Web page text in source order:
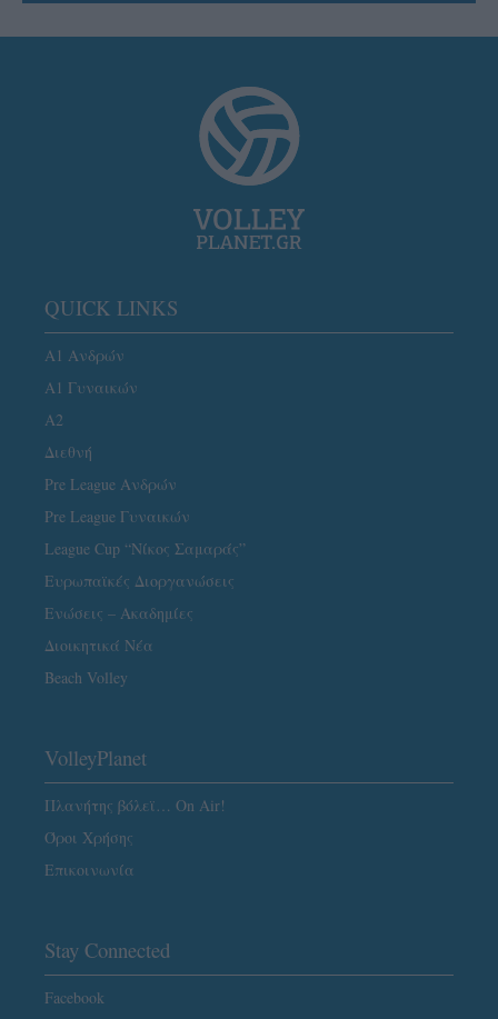
QUICK LINKS
Α1 Ανδρών
Α1 Γυναικών
A2
Διεθνή
Pre League Ανδρών
Pre League Γυναικών
League Cup “Νίκος Σαμαράς”
Ευρωπαϊκές Διοργανώσεις
Ενώσεις – Ακαδημίες
Διοικητικά Νέα
Beach Volley
VolleyPlanet
Πλανήτης βόλεϊ… On Air!
Όροι Χρήσης
Επικοινωνία
Stay Connected
Facebook